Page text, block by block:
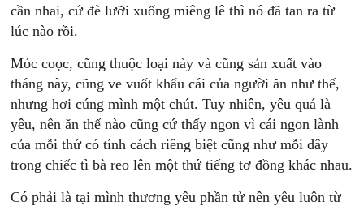
cần nhai, cứ đè lưỡi xuống miêng lê thì nó đã tan ra từ
lúc nào rồi.
Móc coọc, cũng thuộc loại này và cũng sản xuất vào
tháng này, cũng ve vuốt khẩu cái của người ăn như thế,
nhưng hơi cúng mình một chút. Tuy nhiên, yêu quá là
yêu, nên ăn thế nào cũng cứ thấy ngon vì cái ngon lành
của mỗi thứ có tính cách riêng biệt cũng như mỗi dây
trong chiếc tì bà reo lên một thứ tiếng tơ đồng khác nhau.
Có phải là tại mình thương yêu phần tử nên yêu luôn từ